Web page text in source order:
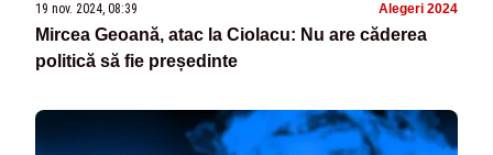
19 nov. 2024, 08:39 Alegeri 2024
Mircea Geoană, atac la Ciolacu: Nu are căderea
politică să fie președinte